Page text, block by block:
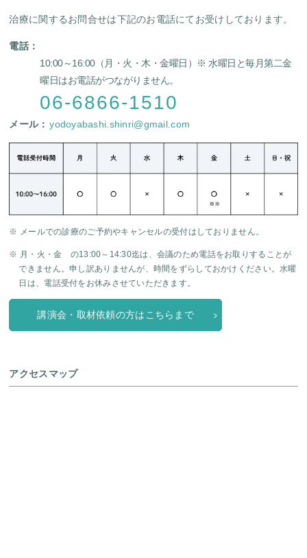
治療に関するお問合せは下記のお電話にてお受けしております。
電話：
10:00～16:00（月・火・木・金曜日）
※ 水曜日と毎月第二金
曜日はお電話がつながりません。
06-6866-1510
メール： yodoyabashi.shinri@gmail.com
※ メールでの診療のご予約やキャンセルの受付はしておりません。
※ 月・火・金 の13:00～14:30迄は、会議のため電話をお取りすることが
できません。申し訳ありませんが、時間をずらしておかけください。水曜
日は、電話受付をお休みさせていただきます。
講演会・取材依頼の方はこちらまで
アクセスマップ